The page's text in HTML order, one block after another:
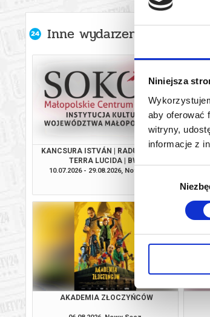
Niniejsza
aby oferować
witryny,
informacje z
Wybór
Inne wydarzenia
KANCSURA ISTVÁN | RADU ŞERBAN |
TERRA LUCIDA | BWA
10.07.2026 - 29.08.2026, Nowy Sącz
AKADEMIA ZŁOCZYŃCÓW